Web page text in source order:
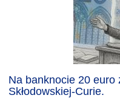
Na banknocie 20 euro
Skłodowskiej-Curie.